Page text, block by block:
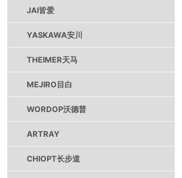
JAI皆爱
YASKAWA安川
THEIMER天马
MEJIRO目白
WORDOP沃德普
ARTRAY
CHIOPT长步道